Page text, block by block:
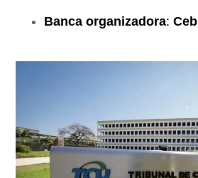
Banca organizadora: